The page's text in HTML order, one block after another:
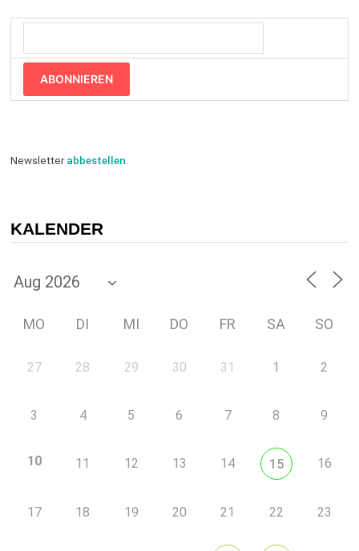
ABONNIEREN
Newsletterabbestellen.
KALENDER
MO DI MI DO FR SA SO
27 28 29 30 31 1 2
3 4 5 6 7 8 9
10 11 12 13 14 15 16
17 18 19 20 21 22 23